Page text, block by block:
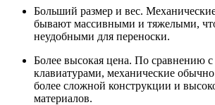
Больший размер и вес.
бывают массивными и тяжелыми,
неудобными для переноски.
Более высокая цена. По сравнению
клавиатурами, механические обычно
более сложной конструкции и
материалов.